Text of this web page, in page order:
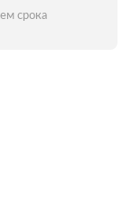
срока